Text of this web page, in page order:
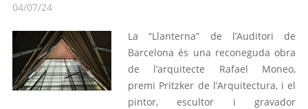
04/07/24
La “Llanterna” de l’Auditori de
Barcelona és una reconeguda obra
de l’arquitecte Rafael Moneo,
premi Pritzker de l’Arquitectura, i el
pintor, escultor i gravador